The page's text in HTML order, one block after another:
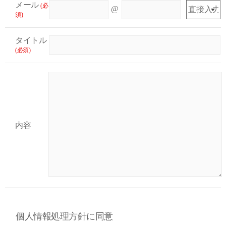
メール (必
須)
@
タイトル
(必須)
内容
個人情報処理方針に同意